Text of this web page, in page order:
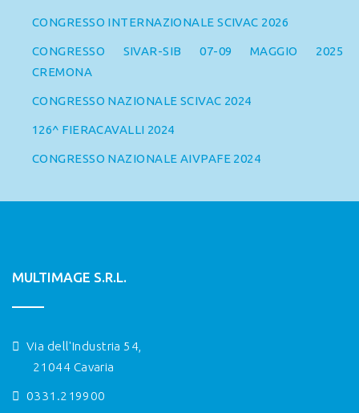
CONGRESSO INTERNAZIONALE SCIVAC 2026
CONGRESSO SIVAR-SIB 07-09 MAGGIO 2025
CREMONA
CONGRESSO NAZIONALE SCIVAC 2024
126^ FIERACAVALLI 2024
CONGRESSO NAZIONALE AIVPAFE 2024
MULTIMAGE S.R.L.
Via dell'Industria 54,
21044 Cavaria
0331.219900